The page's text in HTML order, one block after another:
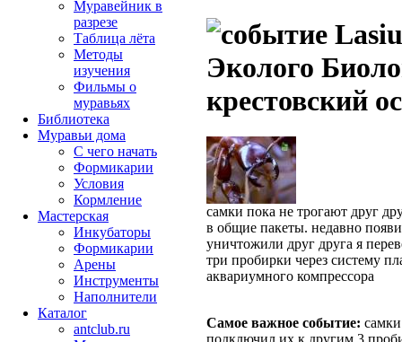
Эколого
крестовский
самки пока не трогают друг
в общие пакеты. недавно
уничтожили друг друга я
три пробирки через систему
аквариумного компрессора
Самое важное событие:
Муравейник в
разрезе
Таблица лёта
Методы
изучения
Фильмы о
муравьях
Библиотека
Муравьи дома
С чего начать
Формикарии
Условия
Кормление
Мастерская
Инкубаторы
Формикарии
Арены
Инструменты
Наполнители
Каталог
antclub.ru